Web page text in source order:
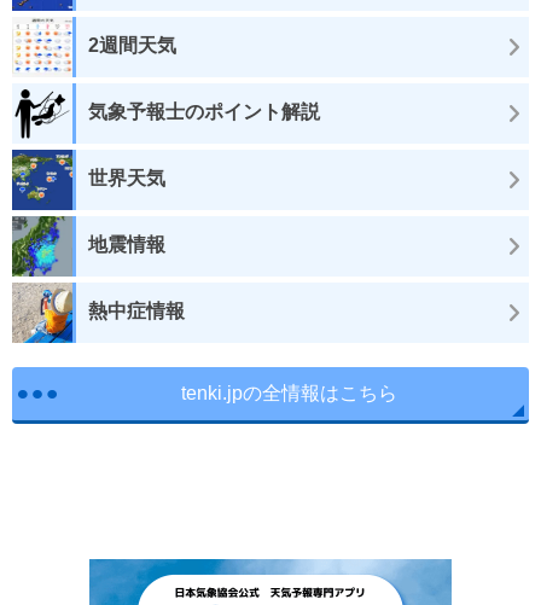
2週間天気
気象予報士のポイント解説
世界天気
地震情報
熱中症情報
tenki.jpの全情報はこちら